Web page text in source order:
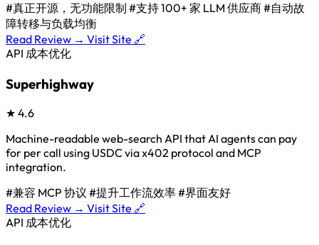
#真正开源，无功能限制 #支持 100+ 家 LLM 供应商#自动故
障转移与负载均衡
Read Review → Visit Site 🔗
API 成本优化
Superhighway
★ 4.6
Machine-readable web-search API that AI agents can pay
for per call using USDC via x402 protocol and MCP
integration.
#兼容 MCP 协议 #提升工作流效率#界面友好
Read Review → Visit Site 🔗
API 成本优化